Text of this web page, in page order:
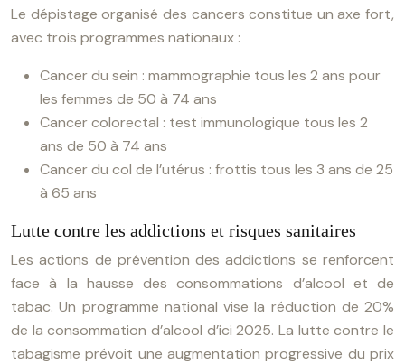
Le dépistage organisé des cancers constitue un axe fort,
avec trois programmes nationaux :
Cancer du sein : mammographie tous les 2 ans pour
les femmes de 50 à 74 ans
Cancer colorectal : test immunologique tous les 2
ans de 50 à 74 ans
Cancer du col de l’utérus : frottis tous les 3 ans de 25
à 65 ans
Lutte contre les addictions et risques sanitaires
Les actions de prévention des addictions se renforcent
face à la hausse des consommations d’alcool et de
tabac. Un programme national vise la réduction de 20%
de la consommation d’alcool d’ici 2025. La lutte contre le
tabagisme prévoit une augmentation progressive du prix